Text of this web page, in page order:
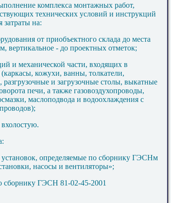
комплекса монтажных работ,
технических условий и инструкций
затраты на:
от приобъектного склада до места
вертикальное - до проектных отметок;
и механической части, входящих в
кожухи, ванны, толкатели,
разгрузочные и загрузочные столы, выкатные
печи, а также газовоздухопроводы,
маслоподвода и водоохлаждения с
определяемые по сборнику ГЭСНм
насосы и вентиляторы»;
сборнику ГЭСН 81-02-45-2001